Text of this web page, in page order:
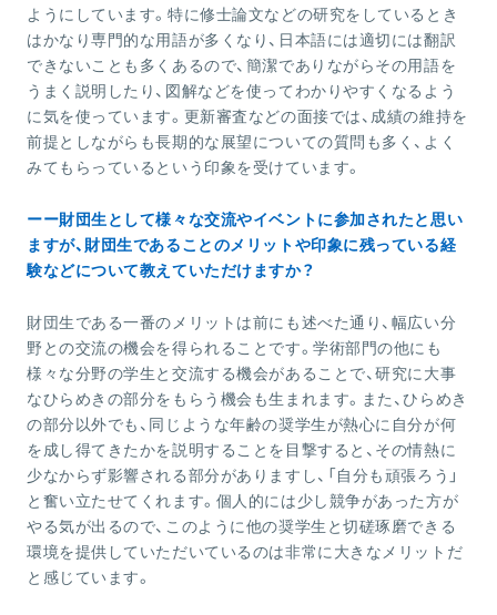
ようにしています。特に修士論文などの研究をしているとき
はかなり専門的な用語が多くなり、日本語には適切には翻訳
できないことも多くあるので、簡潔でありながらその用語を
うまく説明したり、図解などを使ってわかりやすくなるよう
に気を使っています。更新審査などの面接では、成績の維持を
前提としながらも長期的な展望についての質問も多く、よく
みてもらっているという印象を受けています。
ーー財団生として様々な交流やイベントに参加されたと思い
ますが、財団生であることのメリットや印象に残っている経
験などについて教えていただけますか？
財団生である一番のメリットは前にも述べた通り、幅広い分
野との交流の機会を得られることです。学術部門の他にも
様々な分野の学生と交流する機会があることで、研究に大事
なひらめきの部分をもらう機会も生まれます。また、ひらめき
の部分以外でも、同じような年齢の奨学生が熱心に自分が何
を成し得てきたかを説明することを目撃すると、その情熱に
少なからず影響される部分がありますし、「自分も頑張ろう」
と奮い立たせてくれます。個人的には少し競争があった方が
やる気が出るので、このように他の奨学生と切磋琢磨できる
環境を提供していただいているのは非常に大きなメリットだ
と感じています。